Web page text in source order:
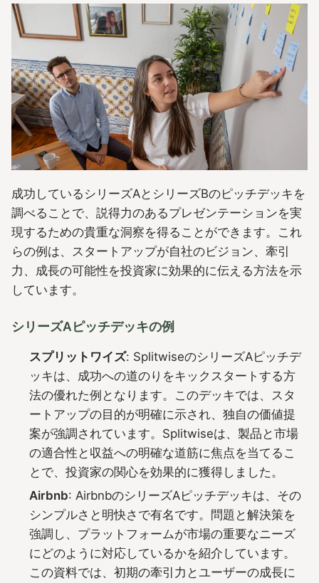
成功しているシリーズAとシリーズBのピッチデッキを
調べることで、説得力のあるプレゼンテーションを実
現するための貴重な洞察を得ることができます。これ
らの例は、スタートアップが自社のビジョン、牽引
力、成長の可能性を投資家に効果的に伝える方法を示
しています。
シリーズAピッチデッキの例
スプリットワイズ: SplitwiseのシリーズAピッチデ
ッキは、成功への道のりをキックスタートする方
法の優れた例となります。このデッキでは、スタ
ートアップの目的が明確に示され、独自の価値提
案が強調されています。Splitwiseは、製品と市場
の適合性と収益への明確な道筋に焦点を当てるこ
とで、投資家の関心を効果的に獲得しました。
Airbnb: AirbnbのシリーズAピッチデッキは、その
シンプルさと明快さで有名です。問題と解決策を
強調し、プラットフォームが市場の重要なニーズ
にどのように対応しているかを紹介しています。
この資料では、初期の牽引力とユーザーの成長に